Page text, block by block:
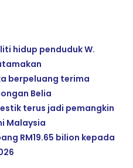
hidup penduduk W.
berpeluang terima
Belia
terus jadi pemangkin
Malaysia
RM19.65 bilion kepada